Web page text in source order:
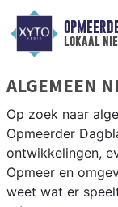
lokaal
ALGEMEEN
Op zoek naar
Opmeerder
ontwikkelingen,
Opmeer en
weet wat er